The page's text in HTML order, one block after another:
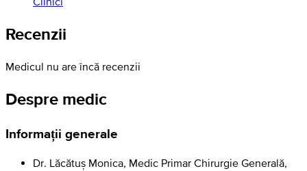
Recenzii
Medicul nu are încă recenzii
Despre medic
Informații generale
Dr. Lăcătuș Monica, Medic Primar Chirurgie Generală,